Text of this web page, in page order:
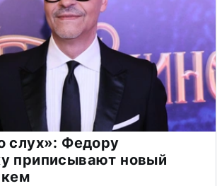
слух»: Федору
приписывают новый